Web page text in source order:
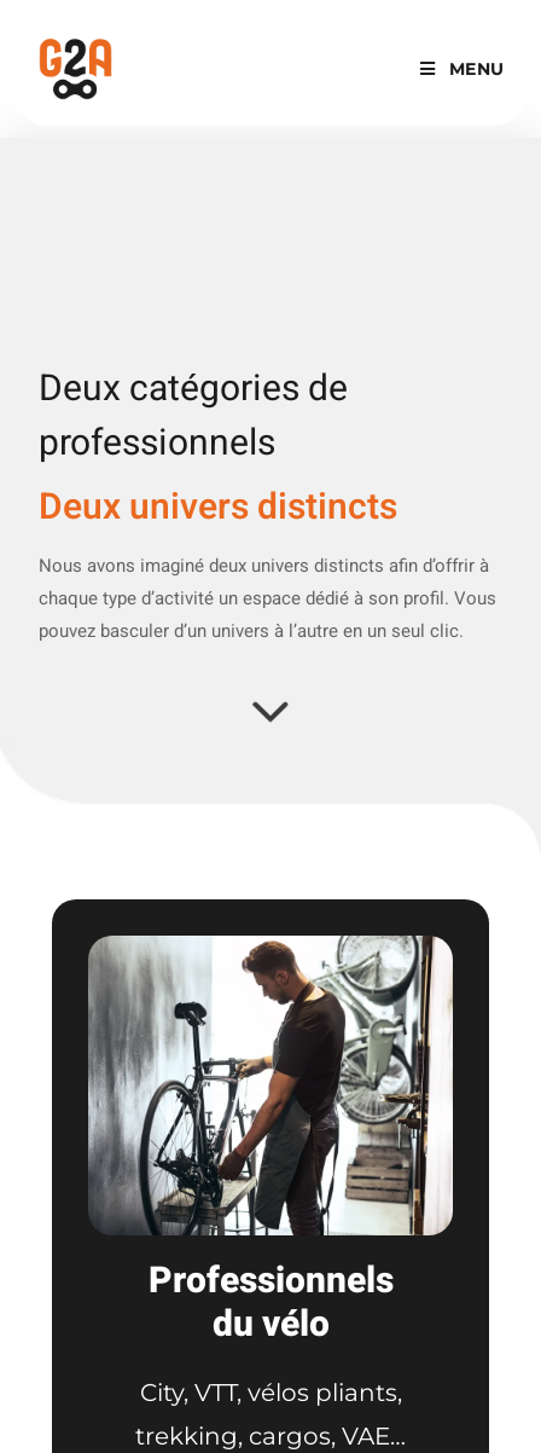
MENU
Deux catégories de
professionnels
Deux univers distincts
Nous avons imaginé deux univers distincts afin d’offrir à
chaque type d’activité un espace dédié à son profil. Vous
pouvez basculer d’un univers à l’autre en un seul clic.
Professionnels
du vélo
City, VTT, vélos pliants,
trekking, cargos, VAE…